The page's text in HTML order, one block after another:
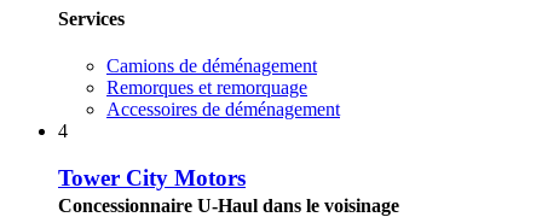
Services
Camions de déménagement
Remorques et remorquage
Accessoires de déménagement
4
Tower City Motors
Concessionnaire U-Haul dans le voisinage